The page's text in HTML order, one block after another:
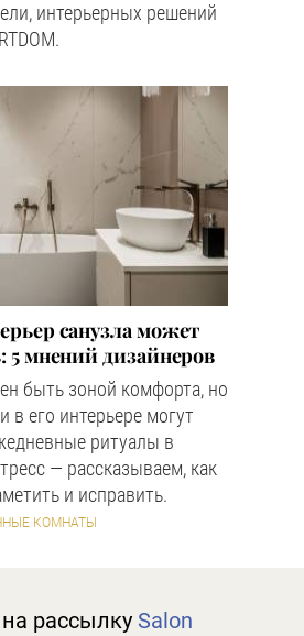
интерьерных решений
санузла может
5 мнений дизайнеров
быть зоной комфорта, но
в его интерьере могут
ритуалы в
— рассказываем, как
и исправить.
КОМНАТЫ
рассылку Salon